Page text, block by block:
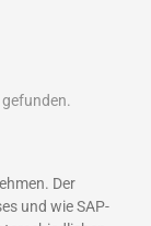
Der
und wie SAP-